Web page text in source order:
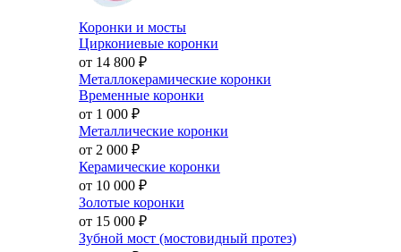
Коронки и мосты
Циркониевые коронки
от 14 800 ₽
Металлокерамические коронки
Временные коронки
от 1 000 ₽
Металлические коронки
от 2 000 ₽
Керамические коронки
от 10 000 ₽
Золотые коронки
от 15 000 ₽
Зубной мост (мостовидный протез)